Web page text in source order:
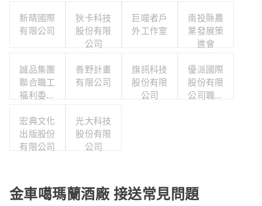
新晴國際
有限公司
狄卡科技
股份有限
公司
巨噬者戶
外工作室
南投縣農
業發展策
進會
誠品集團
聯合職工
福利委員
善野計畫
有限公司
旗訊科技
股份有限
公司
優派國際
股份有限
公司職工
宏典文化
出版股份
有限公司
光大科技
股份有限
公司
金車噶瑪蘭酒廠 接送常見問題